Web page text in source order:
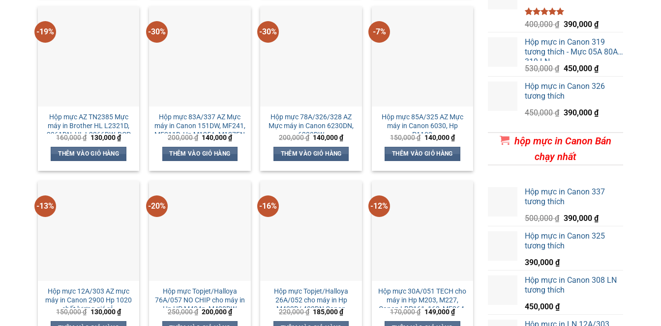
-19%
Hộp mực AZ TN2385 Mực
máy in Brother HL L2321D,
2361DN, HL L2366DW, DCP
L2520D, MFC-L2701D, MFC-
L2701DW
160,000₫ Giá
là:
160,000 ₫.
130,000₫Giá
hiện
THÊM VÀO GIỎ HÀNG
-30%
Hộp mực 83A/337 AZ Mực
máy in Canon 151DW, MF241,
MF211D, Hp M125A, M127FN
200,000₫ Giá
là:
200,000 ₫.
140,000₫Giá
hiện
THÊM VÀO GIỎ HÀNG
-30%
Hộp mực 78A/326/328 AZ
Mực máy in Canon 6230DN,
6230DW
200,000₫ Giá
là:
200,000 ₫.
140,000₫Giá
hiện
THÊM VÀO GIỎ HÀNG
-7%
Hộp mực 85A/325 AZ Mực
máy in Canon 6030, Hp
P1102
150,000₫ Giá
là:
150,000 ₫.
140,000₫Giá
hiện
THÊM VÀO GIỎ HÀNG
-13%
Hộp mực 12A/303 AZ mực
máy in Canon 2900 Hp 1020
chất lượng giá rẻ.
150,000₫ Giá
130,000₫Giá
hiện
-20%
Hộp mực Topjet/Halloya
76A/057 NO CHIP cho máy in
Hp HP M404n, M428DW
Canon LBP 223dw/ 226dw
250,000₫ Giá
200,000₫Giá
hiện
-16%
Hộp mực Topjet/Halloya
26A/052 cho máy in Hp
M402D/ 402DN Canon
214DW, 212DW
220,000₫ Giá
185,000₫Giá
hiện
-12%
Hộp mực 30A/051 TECH cho
máy in Hp M203, M227,
Canon LBP161, 162, MF264,
MF269dw
170,000₫ Giá
149,000₫Giá
hiện
5.00trên 5
1
đánh giá
400,000₫ Giá
là:
400,000 ₫.
390,000 ₫Giá
tại
là:
390,000 ₫.
Hộp mực in Canon 319
tương thích - Mực 05A 80A
319 LN
530,000₫ Giá
là:
530,000 ₫.
450,000 ₫Giá
tại
450,000 ₫.
Hộp mực in Canon 326
tương thích
450,000₫ Giá
450,000 ₫.
390,000 ₫Giá
là:
hộp mực in Canon Bán
chạy nhất
Hộp mực in Canon 337
tương thích
500,000₫ Giá
là:
500,000 ₫.
390,000 ₫Giá
tại
Hộp mực in Canon 325
tương thích
390,000 ₫
Hộp mực in Canon 308 LN
tương thích
450,000 ₫